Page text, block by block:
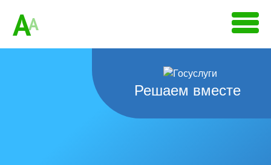
AA
Решаем вместе